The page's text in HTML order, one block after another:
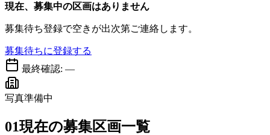
現在、募集中の区画はありません
募集待ち登録で空きが出次第ご連絡します。
募集待ちに登録する
最終確認: —
写真準備中
01現在の募集区画一覧